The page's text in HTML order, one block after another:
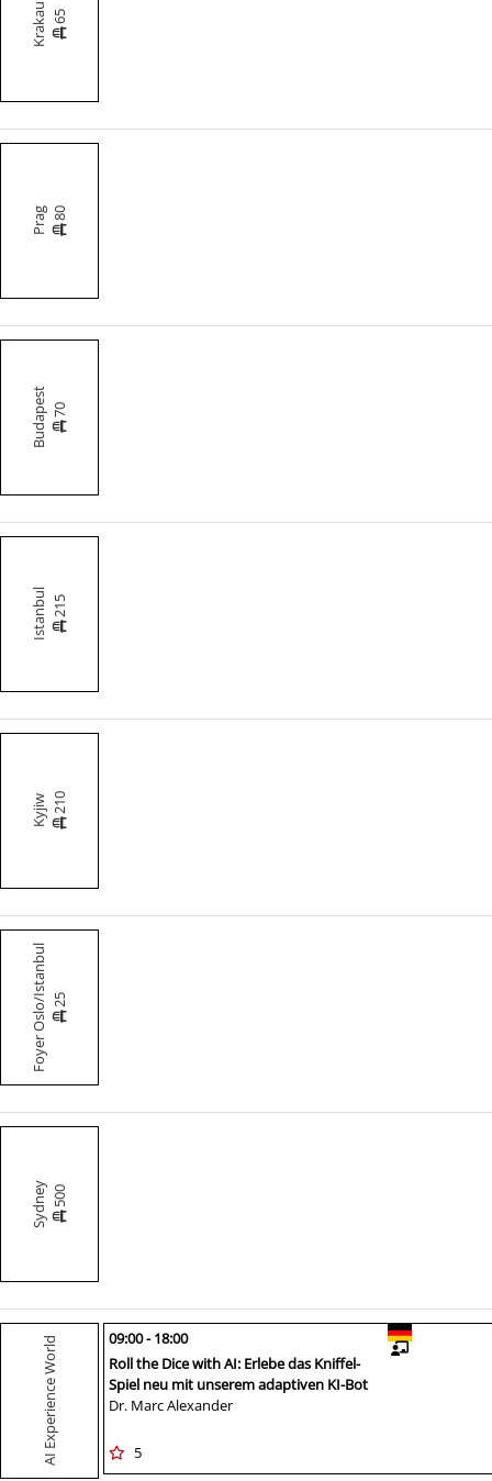
Krakau 65
Prag 80
Budapest 70
Istanbul 215
Kyjiw 210
Foyer Oslo/Istanbul 25
Sydney 500
AI Experience World
09:00 - 18:00
Roll the Dice with AI: Erlebe das Kniffel-
Spiel neu mit unserem adaptiven KI-Bot
Dr. Marc Alexander
5